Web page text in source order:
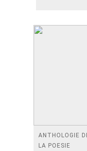
ANTHOLOGIE
LA POESIE